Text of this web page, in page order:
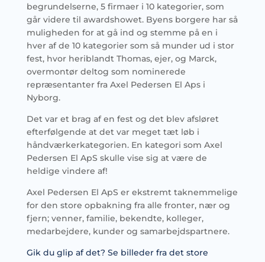
begrundelserne, 5 firmaer i 10 kategorier, som
går videre til awardshowet. Byens borgere har så
muligheden for at gå ind og stemme på en i
hver af de 10 kategorier som så munder ud i stor
fest, hvor heriblandt Thomas, ejer, og Marck,
overmontør deltog som nominerede
repræsentanter fra Axel Pedersen El Aps i
Nyborg.
Det var et brag af en fest og det blev afsløret
efterfølgende at det var meget tæt løb i
håndværkerkategorien. En kategori som Axel
Pedersen El ApS skulle vise sig at være de
heldige vindere af!
Axel Pedersen El ApS er ekstremt taknemmelige
for den store opbakning fra alle fronter, nær og
fjern; venner, familie, bekendte, kolleger,
medarbejdere, kunder og samarbejdspartnere.
Gik du glip af det? Se billeder fra det store